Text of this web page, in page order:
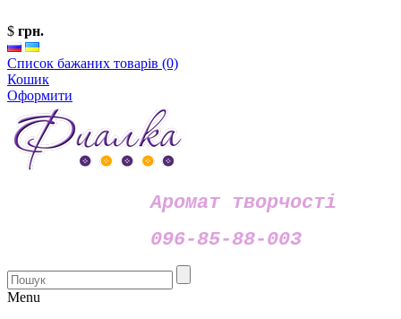
$ грн.
Список бажаних товарів (0)
Кошик
Оформити
Аромат творчості
096-85-88-003
Menu